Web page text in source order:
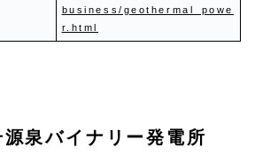
business/geothermal_powe
r.html
泉バイナリー発電所